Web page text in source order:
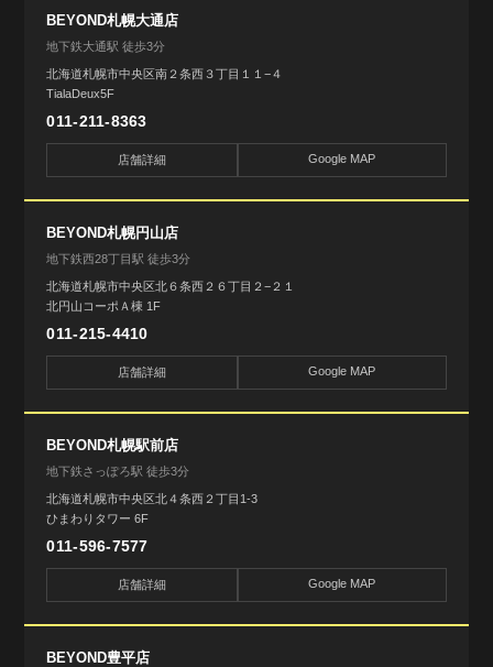
BEYOND札幌大通店
地下鉄大通駅 徒歩3分
北海道札幌市中央区南２条西３丁目１１−４
TialaDeux5F
011-211-8363
店舗詳細 Google MAP
BEYOND札幌円山店
地下鉄西28丁目駅 徒歩3分
北海道札幌市中央区北６条西２６丁目２−２１
北円山コーポＡ棟 1F
011-215-4410
店舗詳細 Google MAP
BEYOND札幌駅前店
地下鉄さっぽろ駅 徒歩3分
北海道札幌市中央区北４条西２丁目1-3
ひまわりタワー 6F
011-596-7577
店舗詳細 Google MAP
BEYOND豊平店